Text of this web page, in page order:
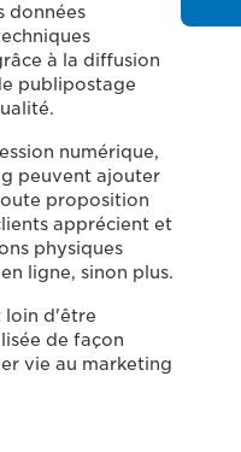
données
à la diffusion
publipostage
numérique,
peuvent ajouter
proposition
apprécient et
physiques
ligne, sinon plus.
loin d'être
de façon
vie au marketing